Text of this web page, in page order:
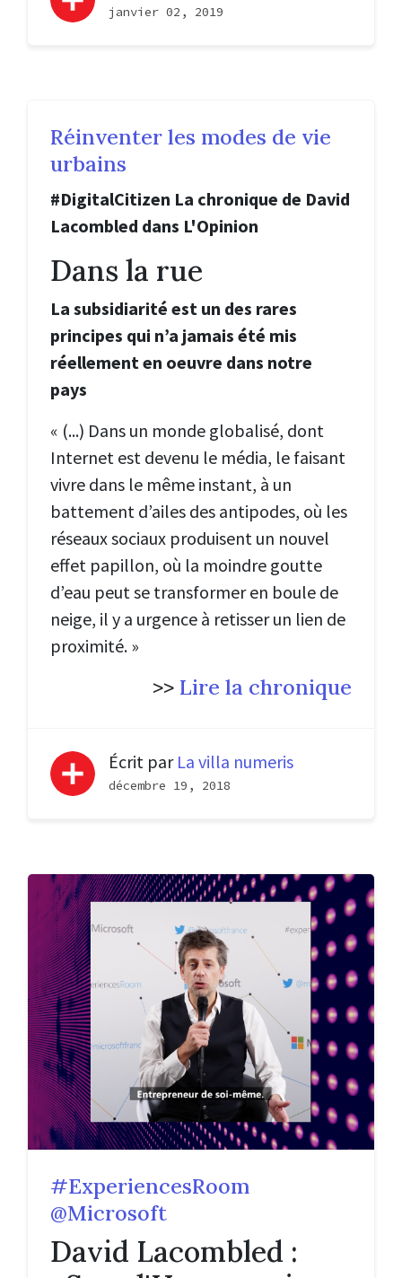
janvier 02, 2019
Réinventer les modes de vie
urbains
#DigitalCitizen La chronique de David
Lacombled dans L'Opinion
Dans la rue
La subsidiarité est un des rares
principes qui n’a jamais été mis
réellement en oeuvre dans notre
pays
« (...) Dans un monde globalisé, dont
Internet est devenu le média, le faisant
vivre dans le même instant, à un
battement d’ailes des antipodes, où les
réseaux sociaux produisent un nouvel
effet papillon, où la moindre goutte
d’eau peut se transformer en boule de
neige, il y a urgence à retisser un lien de
proximité. »
>> Lire la chronique
Écrit par La villa numeris
décembre 19, 2018
#ExperiencesRoom
@Microsoft
David Lacombled :